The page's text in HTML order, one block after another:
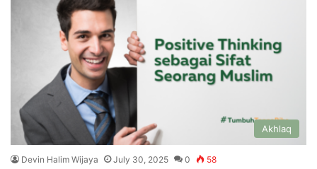
Akhlaq
Devin Halim Wijaya July 30, 2025 0 58